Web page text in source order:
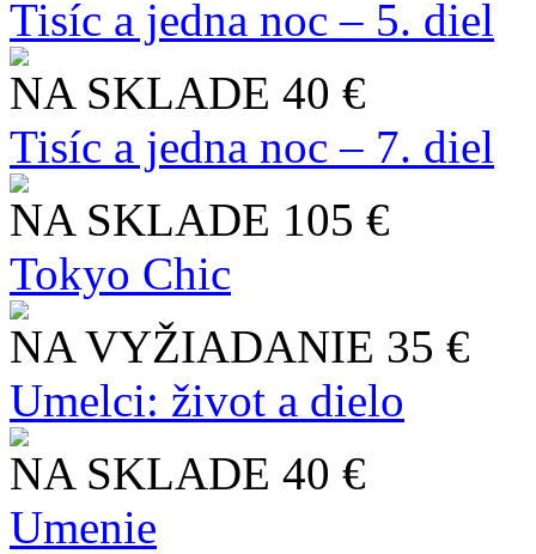
Tisíc a jedna noc – 5. diel
NA SKLADE 40 €
Tisíc a jedna noc – 7. diel
NA SKLADE 105 €
Tokyo Chic
NA VYŽIADANIE 35 €
Umelci: život a dielo
NA SKLADE 40 €
Umenie